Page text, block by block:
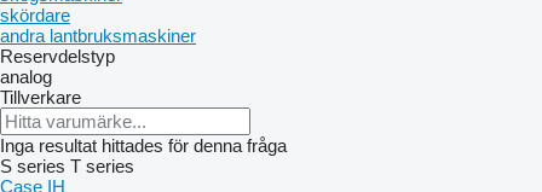
skördare
andra lantbruksmaskiner
Reservdelstyp
analog
Tillverkare
Inga resultat hittades för denna fråga
S series T series
Case IH